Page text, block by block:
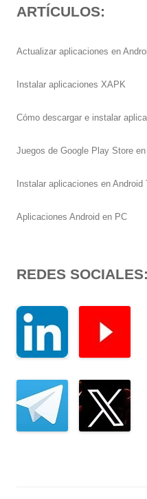
ARTÍCULOS:
Actualizar aplicaciones en
Instalar aplicaciones XAPK
Cómo descargar e instalar
Juegos de Google Play Store
Instalar aplicaciones en Android
Aplicaciones Android en PC
REDES SOCIALES: